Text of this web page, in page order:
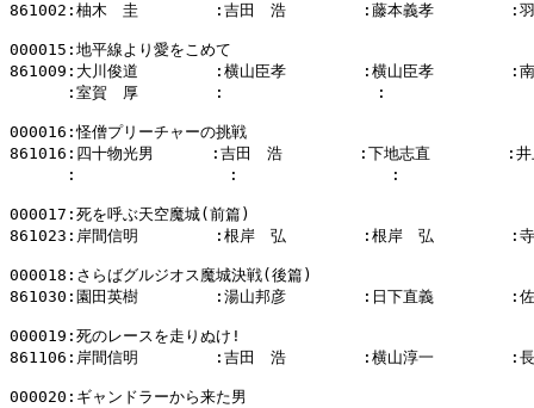
861002:柚木　圭        :吉田　浩        :藤本義孝        :羽
000015:地平線より愛をこめて
861009:大川俊道        :横山臣孝        :横山臣孝        :南
:室賀　厚        :                :
000016:怪僧プリーチャーの挑戦
861016:四十物光男      :吉田　浩        :下地志直        :井
:                :                :
000017:死を呼ぶ天空魔城(前篇)
861023:岸間信明        :根岸　弘        :根岸　弘        :寺
000018:さらばグルジオス魔城決戦(後篇)
861030:園田英樹        :湯山邦彦        :日下直義        :佐
000019:死のレースを走りぬけ!
861106:岸間信明        :吉田　浩        :横山淳一        :長
000020:ギャンドラーから来た男